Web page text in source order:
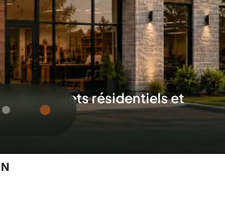
des projets résidentiels et